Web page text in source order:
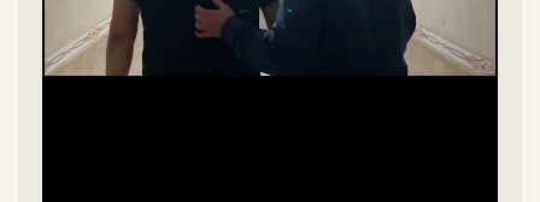
Video